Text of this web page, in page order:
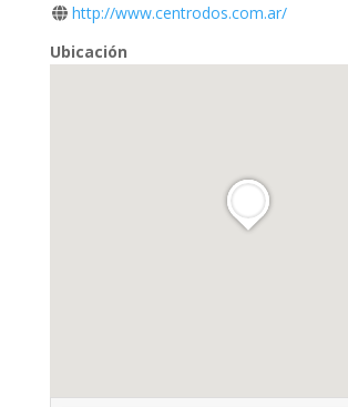
http://www.centrodos.com.ar/
Ubicación